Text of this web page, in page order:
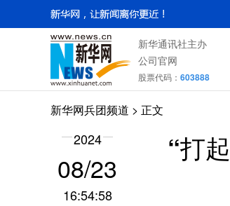
新华通讯社主办
公司官网
股票代码： 603888
新华网兵团频道 > 正文
2024
08/23
16:54:58
“打